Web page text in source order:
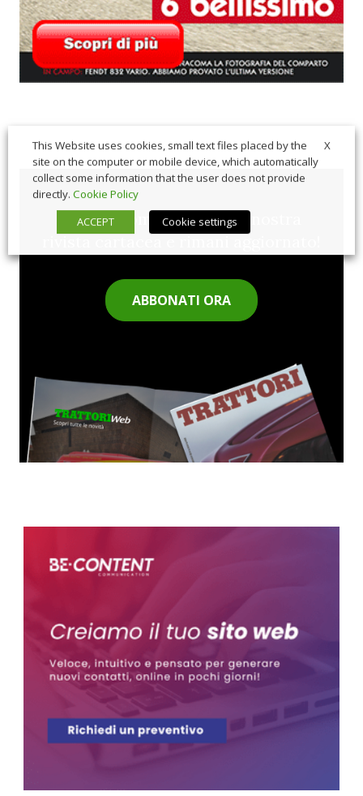
Sfoglia comodamente la nostra
rivista cartacea e rimani aggiornato!
ABBONATI ORA
X
This Website uses cookies, small text files placed by the
site on the computer or mobile device, which automatically
collect some information that the user does not provide
directly. Cookie Policy
ACCEPT
Cookie settings